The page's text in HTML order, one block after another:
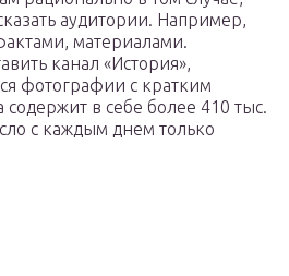
аудитории. Например,
материалами.
канал «История»,
фотографии с кратким
в себе более 410 тыс.
с каждым днем только